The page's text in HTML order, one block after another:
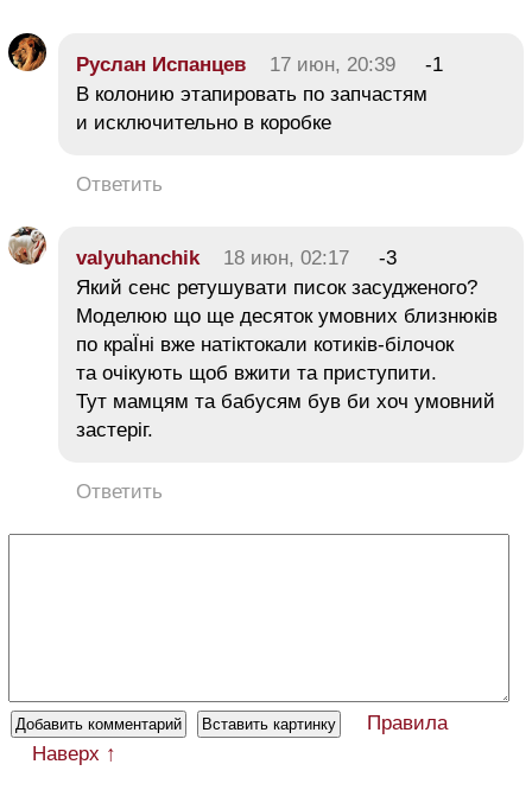
Руслан Испанцев 17 июн, 20:39
-1
В колонию этапировать по запчастям
и исключительно в коробке
Ответить
valyuhanchik 18 июн, 02:17
-3
Який сенс ретушувати писок засудженого?
Моделюю що ще десяток умовних близнюків
по краЇні вже натіктокали котиків-білочок
та очікують щоб вжити та приступити.
Тут мамцям та бабусям був би хоч умовний
застеріг.
Ответить
Правила
Наверх ↑